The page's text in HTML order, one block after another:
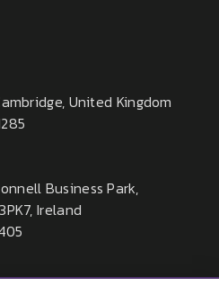
United Kingdom
Business Park,
Ireland